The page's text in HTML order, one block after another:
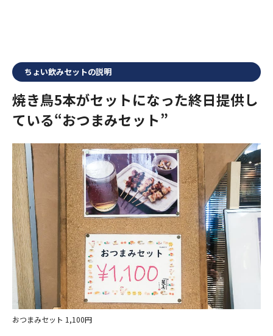
ちょい飲みセットの説明
焼き鳥5本がセットになった終日提供し
ている“おつまみセット”
おつまみセット 1,100円